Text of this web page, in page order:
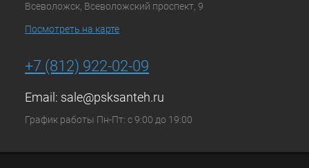
Всеволожск, Всеволожский проспект, 9
Посмотреть на карте
+7 (812) 922-02-09
Email: sale@psksanteh.ru
График работы Пн-Пт: с 9:00 до 19:00